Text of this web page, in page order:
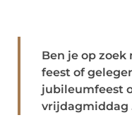
Ben je op
feest of
jubileumfeest
vrijdagmiddag